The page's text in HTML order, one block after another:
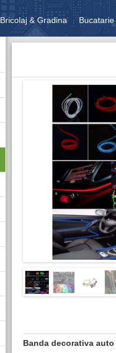
Bricolaj & Gradina
Unelte & Scule Jucarii,
Banda decorativa